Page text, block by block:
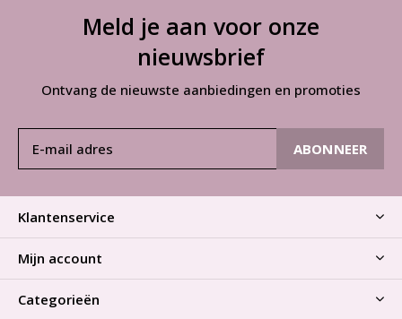
Meld je aan voor onze
nieuwsbrief
Ontvang de nieuwste aanbiedingen en promoties
ABONNEER
Klantenservice
Mijn account
Categorieën